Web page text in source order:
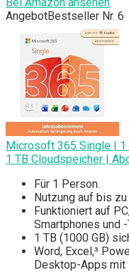
AngebotBestseller Nr. 6
Microsoft 365 Single | 1
1 TB Cloudspeicher |
Für 1 Person.
Nutzung auf bis
Funktioniert auf
Smartphones und -
1 TB (1000 GB)
Word, Excel,³
Desktop-Apps